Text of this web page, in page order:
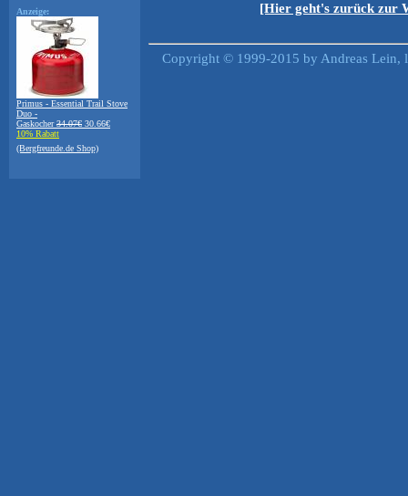
Anzeige:
Primus - Essential Trail Stove
Duo -
Gaskocher34.07€ 30.66€
10% Rabatt
(Bergfreunde.de Shop)
[Hier geht's zurück zur
Copyright © 1999-2015 by Andreas Lein,